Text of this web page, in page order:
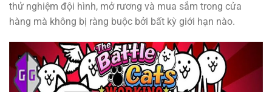
thử nghiệm đội hình, mở rương và mua sắm trong cửa
hàng mà không bị ràng buộc bởi bất kỳ giới hạn nào.